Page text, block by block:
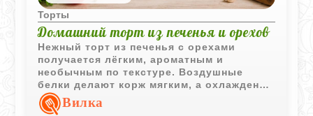
Торты
Домашний торт из печенья и орехов
Нежный торт из печенья с орехами
получается лёгким, ароматным и
необычным по текстуре. Воздушные
белки делают корж мягким, а охлаждение
помогает десерту стать более плотным и
насыщенным.
Вилка